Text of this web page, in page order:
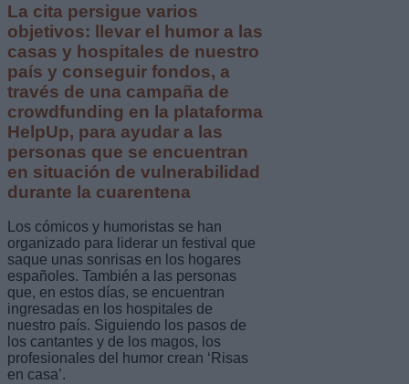
La cita persigue varios
objetivos: llevar el humor a las
casas y hospitales de nuestro
país y conseguir fondos, a
través de una campaña de
crowdfunding en la plataforma
HelpUp, para ayudar a las
personas que se encuentran
en situación de vulnerabilidad
durante la cuarentena
Los cómicos y humoristas se han
organizado para liderar un festival que
saque unas sonrisas en los hogares
españoles. También a las personas
que, en estos días, se encuentran
ingresadas en los hospitales de
nuestro país. Siguiendo los pasos de
los cantantes y de los magos, los
profesionales del humor crean ‘Risas
en casa’.